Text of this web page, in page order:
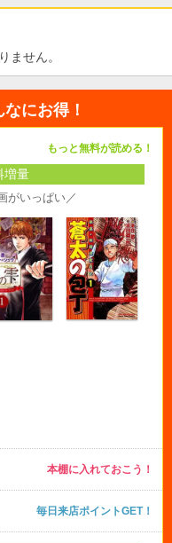
ません。
なにお得！
もっと無料が読める！
増量
がいっぱい／
本棚に入れておこう！
毎日来店ポイントGET！